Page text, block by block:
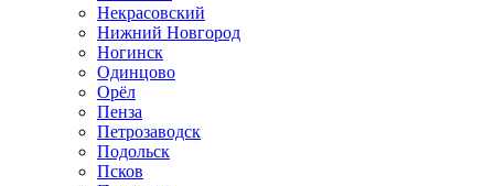
Некрасовский
Нижний Новгород
Ногинск
Одинцово
Орёл
Пенза
Петрозаводск
Подольск
Псков